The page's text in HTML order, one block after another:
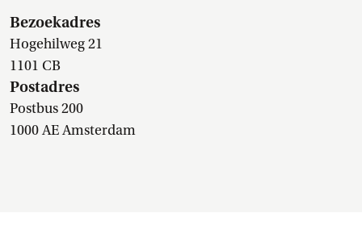
Bezoekadres
Hogehilweg 21
1101 CB
Postadres
Postbus 200
1000 AE Amsterdam